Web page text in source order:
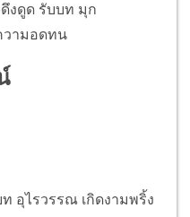
ดึงดูด รับบท มุก
วามอดทน
อุไรวรรณ เกิดงามพริ้ง